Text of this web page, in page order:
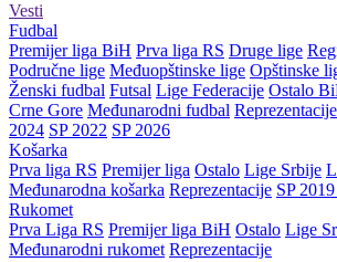
Vesti
Fudbal
Premijer liga BiH Prva liga RS Druge lige
Područne lige Međuopštinske lige Opštinske
Ženski fudbal Futsal Lige Federacije Ostalo
Crne Gore Međunarodni fudbal Reprezentacije
2024 SP 2022 SP 2026
Košarka
Prva liga RS Premijer liga Ostalo Lige Srbije
Međunarodna košarka Reprezentacije SP
Rukomet
Prva Liga RS Premijer liga BiH Ostalo Lige
Međunarodni rukomet Reprezentacije